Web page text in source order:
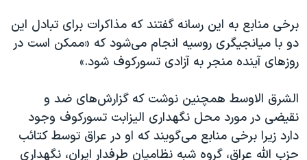
برخی منابع به این رسانه گفتند که مذاکرات برای تبادل این
دو با میانجیگری روسیه انجام می‌شود که «ممکن است در
روزهای آینده منجر به آزادی تسورکوف شود.»
الشرق الاوسط همچنین نوشت که گزارش‌های ضد و
نقیضی در مورد محل نگهداری الیزابت تسورکوف وجود
دارد زیرا برخی منابع می‌گویند که او در عراق توسط کتائب
حزب الله عراق، گروه شبه نظامیان طرفدار ایران، نگهداری